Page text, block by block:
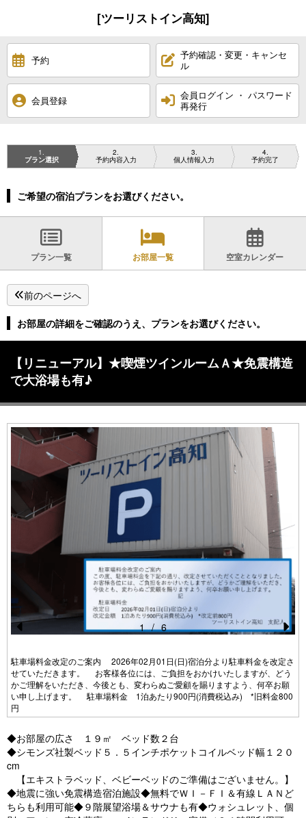
[ツーリストイン高知]
予約
予約確認・変更・キャンセ
ル
会員登録
会員ログイン ・ パスワード
再発行
1
プラン選択
2
予約内容入力
3
個人情報入力
4
予約完了
ご希望の宿泊プランをお選びください。
プラン一覧 お部屋一覧 空室カレンダー
前のページへ
お部屋の詳細をご確認のうえ、プランをお選びください。
【リニューアル】★喫煙ツインルームＡ★免震構造
で大浴場も有♪
e
vi
o
s
駐車場料金改定のご案内 2026年02月01日(日)宿泊分より駐車料金を改定さ
せていただきます。 お客様各位には、ご負担をおかけいたしますが、どう
かご理解をいただき、今後とも、変わらぬご愛顧を賜りますよう、何卒お願
い申し上げます。 駐車場料金 1泊あたり900円(消費税込み) *旧料金800
円
e
xt
1 / 6
◆お部屋の広さ １９㎡ ベッド数２台
◆シモンズ社製ベッド５．５インチポケットコイルベッド幅１２０
cm
【エキストラベッド、ベビーベッドのご準備はございません。】
◆地震に強い免震構造宿泊施設◆無料でＷＩ－ＦＩ＆有線ＬＡＮど
ちらも利用可能◆９階展望浴場＆サウナも有◆ウォシュレット、個